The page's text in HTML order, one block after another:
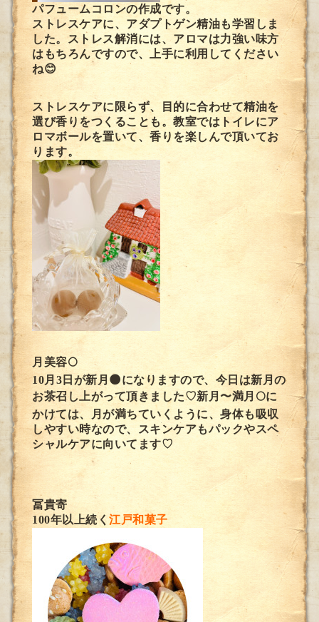
パフュームコロンの作成です。
ストレスケアに、アダプトゲン精油も学習しま
した。ストレス解消には、アロマは力強い味方
はもちろんですので、上手に利用してください
ね😊
ストレスケアに限らず、目的に合わせて精油を
選び香りをつくることも。教室ではトイレにア
ロマボールを置いて、香りを楽しんで頂いてお
ります。
月美容🌕
10月3日が新月🌑になりますので、今日は新月の
お茶召し上がって頂きました♡新月〜満月🌕に
かけては、月が満ちていくように、身体も吸収
しやすい時なので、スキンケアもパックやスペ
シャルケアに向いてます♡
冨貴寄
100年以上続く江戸和菓子